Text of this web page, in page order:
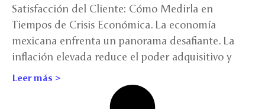
Satisfacción del Cliente: Cómo Medirla en
Tiempos de Crisis Económica. La economía
mexicana enfrenta un panorama desafiante. La
inflación elevada reduce el poder adquisitivo y
Leer más >